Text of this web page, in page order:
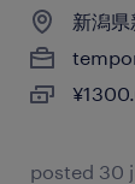
新潟
posted 30